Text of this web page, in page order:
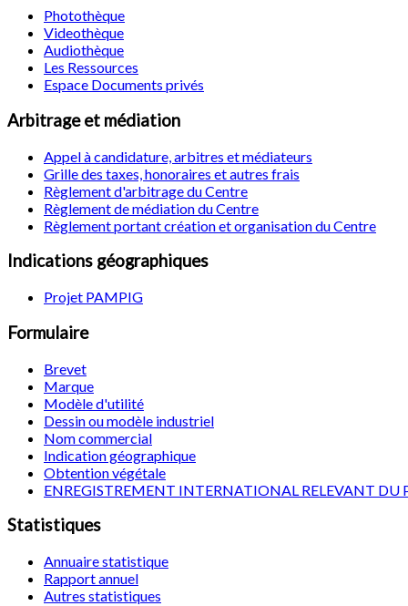
Photothèque
Videothèque
Audiothèque
Les Ressources
Espace Documents privés
Arbitrage et médiation
Appel à candidature, arbitres et médiateurs
Grille des taxes, honoraires et autres frais
Règlement d'arbitrage du Centre
Règlement de médiation du Centre
Règlement portant création et organisation du Centre
Indications géographiques
Projet PAMPIG
Formulaire
Brevet
Marque
Modèle d'utilité
Dessin ou modèle industriel
Nom commercial
Indication géographique
Obtention végétale
ENREGISTREMENT INTERNATIONAL RELEVANT DU
Statistiques
Annuaire statistique
Rapport annuel
Autres statistiques